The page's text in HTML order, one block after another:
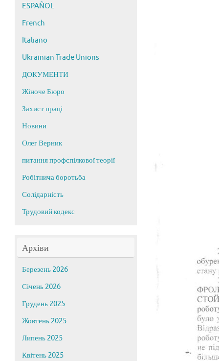
ESPAÑOL
French
Italiano
Ukrainian Trade Unions
ДОКУМЕНТИ
Жіноче Бюро
Захист праці
Новини
Олег Верник
питання профспілкової теорії
Робітнича боротьба
Солідарність
Трудовий кодекс
Архіви
Березень 2026
Січень 2026
Грудень 2025
Жовтень 2025
Липень 2025
Квітень 2025